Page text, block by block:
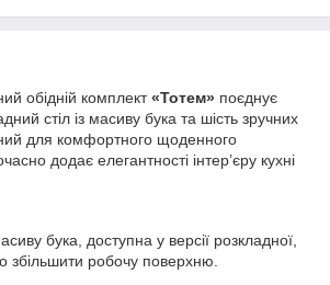
обідній комплект«Тотем» поєднує
стіл із масиву бука та шість зручних
для комфортного щоденного
додає елегантності інтер’єру кухні
бука, доступна у версії розкладної,
збільшити робочу поверхню.